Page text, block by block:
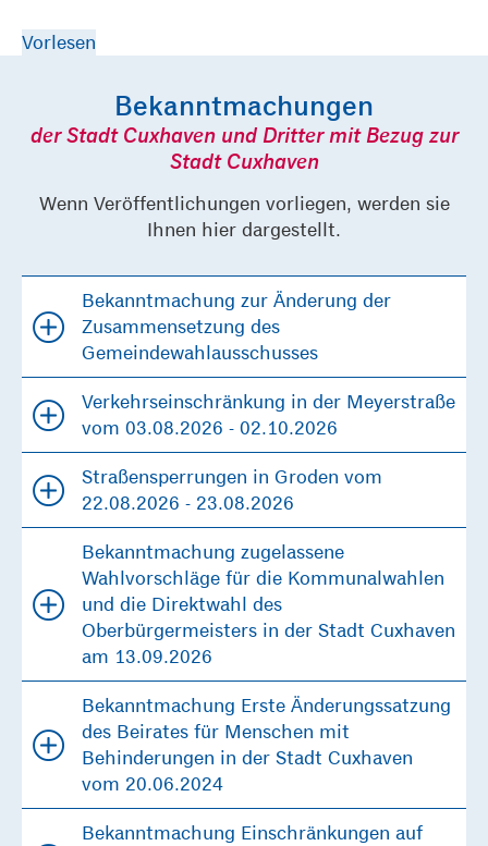
Vorlesen
Bekanntmachungen
der Stadt Cuxhaven und Dritter mit Bezug zur
Stadt Cuxhaven
Wenn Veröffentlichungen vorliegen, werden sie
Ihnen hier dargestellt.
Bekanntmachung zur Änderung der
Zusammensetzung des
Gemeindewahlausschusses
Verkehrseinschränkung in der Meyerstraße
vom 03.08.2026 - 02.10.2026
Straßensperrungen in Groden vom
22.08.2026 - 23.08.2026
Bekanntmachung zugelassene
Wahlvorschläge für die Kommunalwahlen
und die Direktwahl des
Oberbürgermeisters in der Stadt Cuxhaven
am 13.09.2026
Bekanntmachung Erste Änderungssatzung
des Beirates für Menschen mit
Behinderungen in der Stadt Cuxhaven
vom 20.06.2024
Bekanntmachung Einschränkungen auf